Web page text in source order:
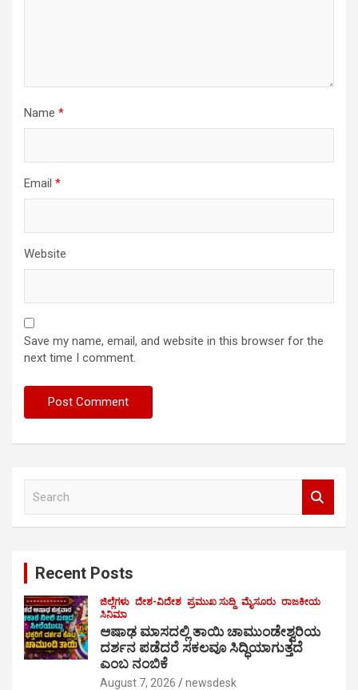
Name *
Email *
Website
Save my name, email, and website in this browser for the
next time I comment.
Recent Posts
ಜಿಲ್ಲೆಗಳು ದೇಶ-ವಿದೇಶ ಪ್ರಮುಖ ಸುದ್ದಿ ಮೈಸೂರು ರಾಜಕೀಯ
ಸಿನಿಮಾ
ಆಷಾಢ ಮಾಸದಲ್ಲಿ ತಾಯಿ ಚಾಮುಂಡೇಶ್ವರಿಯ
ದರ್ಶನ ಪಡೆದರೆ ಸಕಲವೂ ಸಿದ್ಧಿಯಾಗುತ್ತದೆ
ಎಂಬ ನಂಬಿಕೆ
August 7, 2026 newsdesk